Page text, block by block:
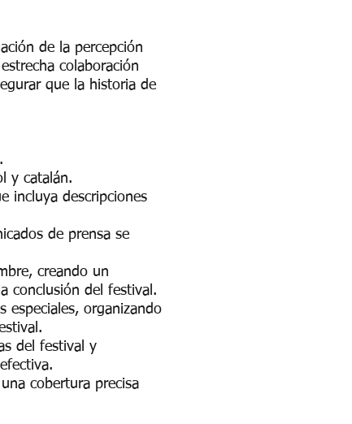
de la percepción
colaboración
que la historia de
y catalán.
incluya descripciones
de prensa se
creando un
conclusión del festival.
especiales, organizando
del festival y
cobertura precisa